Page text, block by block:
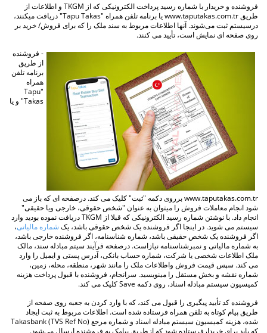
فروشنده و خریدار با شماره رسید پرداخت الکترونیکی که از TKGM و اطلاعات از
طریق www.taputakas.com.tr یا برنامه تلفن همراه "Tapu Takas" دریافت میکنند،
درسیستم ثبت می‌شوند. آنها اطلاعات مربوط به سند ملک را که برای فروش/ خرید بر
روی صفحه ای نمایش است، تأیید می کنند.
- فروشنده
از طریق
برنامه تلفن
همراه
"Tapu
Takas" و یا
www.taputakas.com.tr برروی دکمه "ثبت" کلیک می کند. درصفحه ای که باز می
شود انجام معاملات فروش را میتوان به عنوان "شخص حقوقی، خارجی ویا حقیقی"
انجام داد. با نوشتن شماره رسید الکترونیکی که قبلا از TKGM دریافت نموده بودید وارد
سیستم می شوید. در اینجا اگر فروشنده یک شخص حقوقی باشد، یک شماره مالیاتی،
اگر فروشنده یک شخص حقیقی باشد، شماره شناسنامه، اگر فروشنده خارجی باشد،
به شماره مالیاتی و نمبرشناسنامه نیازاست. درصفحه فرآیند سیتم مبادله سند، مالک
ملک اطلاعات شخصی یا شرکت، شماره حساب بانکی، آدرس پستی و ایمیل را وارد
می کند. سپس قیمت فروش واطلاعات ملک را مانند شهر، منطقه، محله، زمین،
شماره نقشه و بخش مستقل را مینویسید. سرانجام، فروشنده با قبول پرداخت هزینه
کمیسیون سیستم مبادله اسناد، روی دکمه Save کلیک می کند.
فروشنده کد تأیید پیگیری را قبول می کند، که با وارد کردن به جعبه روی صفحه از
طریق پیام کوتاه به تلفن همراه فرستاده شده است. اطلاعات مربوط به ثبت ایجاد
شده، هزینه کمیسیون سیستم مبادله اسناد و شماره مرجع (Takasbank (TVS Ref No
که باید برای خریدارفرستاده شود که ازطریق پیامک به فروشنده ارسال می‌شود.